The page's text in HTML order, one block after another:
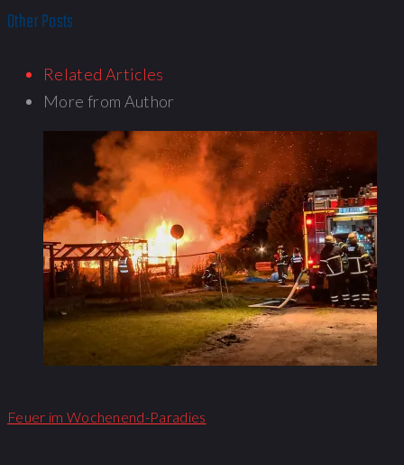
Other Posts
Related Articles
More from Author
Feuer im Wochenend-Paradies